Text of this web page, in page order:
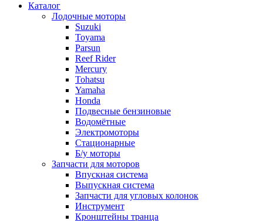
Каталог
Лодочные моторы
Suzuki
Toyama
Parsun
Reef Rider
Mercury
Tohatsu
Yamaha
Honda
Подвесные бензиновые
Водомётные
Электромоторы
Стационарные
Б/у моторы
Запчасти для моторов
Впускная система
Выпускная система
Запчасти для угловых колонок
Инструмент
Кронштейны транца